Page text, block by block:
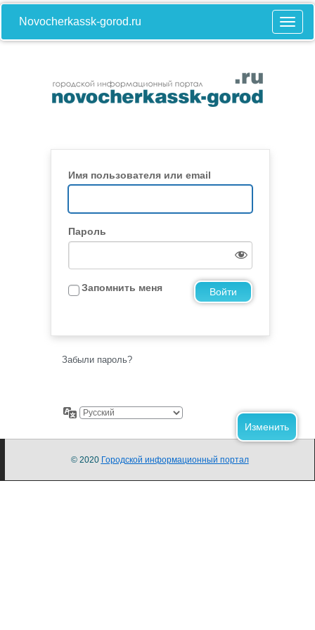
Novocherkassk-gorod.ru
Имя пользователя или email
Пароль
Запомнить меня
Забыли пароль?
© 2020 Городской информационный портал